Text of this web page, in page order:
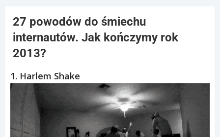
27 powodów do śmiechu
internautów. Jak kończymy rok
2013?
1. Harlem Shake